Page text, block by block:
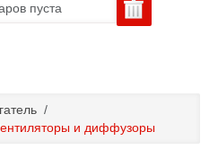
пуста
/
и диффузоры